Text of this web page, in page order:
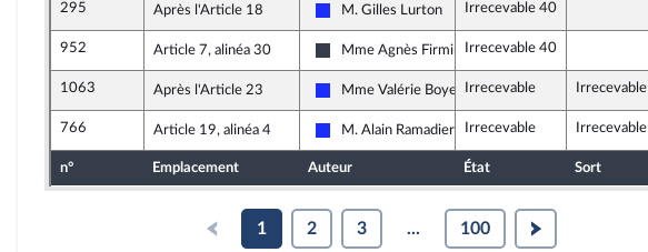
295 Après l'Article 18
Les Républicains
M. Gilles Lurton Irrecevable 40
952 Article 7, alinéa 30
UDI, Agir et Indépendants
Mme Agnès Firmin Le BodoIrrecevable 40
1063 Après l'Article 23
Les Républicains
Mme Valérie Boyer Irrecevable Irrecevable
766 Article 19, alinéa 4
Les Républicains
M. Alain Ramadier Irrecevable Irrecevable
n° Emplacement Auteur État Sort
1 2 3 ... 100